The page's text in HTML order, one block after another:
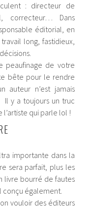
: directeur de
correcteur… Dans
éditorial, en
long, fastidieux,
peaufinage de votre
bête pour le rendre
auteur n’est jamais
Il y a toujours un truc
l’artiste qui parle lol !
importante dans la
sera parfait, plus les
livre bourré de fautes
conçu également.
vouloir des éditeurs